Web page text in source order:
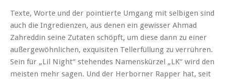
Texte, Worte und der pointierte Umgang mit selbigen sind
auch die Ingredienzen, aus denen ein gewisser Ahmad
Zahreddin seine Zutaten schöpft, um diese dann zu einer
außergewöhnlichen, exquisiten Tellerfüllung zu verrühren.
Sein für „Lil Night“ stehendes Namenskürzel „LK“ wird den
meisten mehr sagen. Und der Herborner Rapper hat, seit